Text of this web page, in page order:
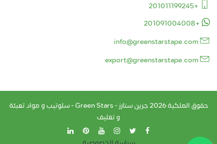
info@greenstarstape.com
export@greenstarstape.com
حقوق الملكية 2026
جرين ستارز - Green Stars - سلوتيب و مواد تعبئة
و تغليف
سياسة الخصوصية